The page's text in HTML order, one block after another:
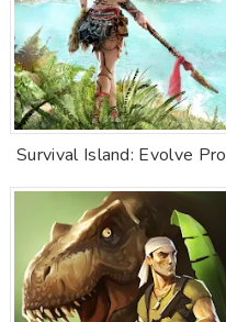
Survival Island: Evolve Pro